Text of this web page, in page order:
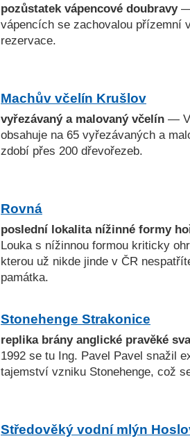
pozůstatek vápencové doubravy—
vápencích se zachovalou přízemní
rezervace.
Machův včelín Krušlov
vyřezávaný a malovaný včelín —
obsahuje na 65 vyřezávaných a
zdobí přes 200 dřevořezeb.
Rovná
poslední lokalita nížinné formy
Louka s nížinnou formou kriticky
kterou už nikde jinde v ČR
památka.
Stonehenge Strakonice
replika brány anglické pravěké
1992 se tu Ing. Pavel Pavel snažil
tajemství vzniku Stonehenge, což
Středověký vodní mlýn